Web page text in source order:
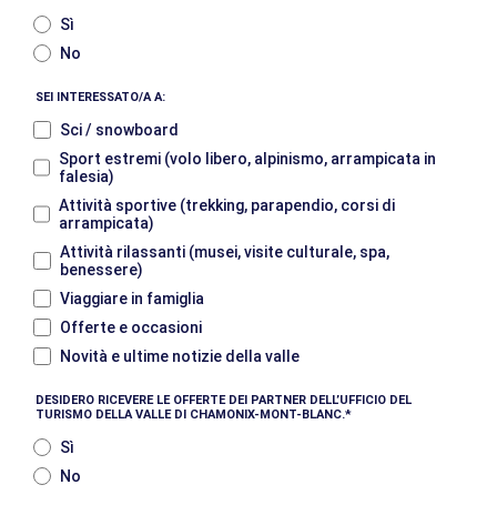
Sì
No
SEI INTERESSATO/A A:
Sci / snowboard
Sport estremi (volo libero, alpinismo, arrampicata in
falesia)
Attività sportive (trekking, parapendio, corsi di
arrampicata)
Attività rilassanti (musei, visite culturale, spa,
benessere)
Viaggiare in famiglia
Offerte e occasioni
Novità e ultime notizie della valle
DESIDERO RICEVERE LE OFFERTE DEI PARTNER DELL’UFFICIO DEL
TURISMO DELLA VALLE DI CHAMONIX-MONT-BLANC.
Sì
No